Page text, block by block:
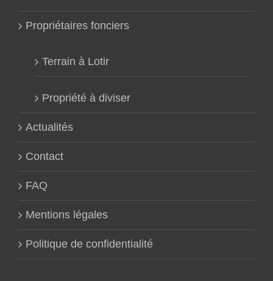
Propriétaires fonciers
Terrain à Lotir
Propriété à diviser
Actualités
Contact
FAQ
Mentions légales
Politique de confidentialité